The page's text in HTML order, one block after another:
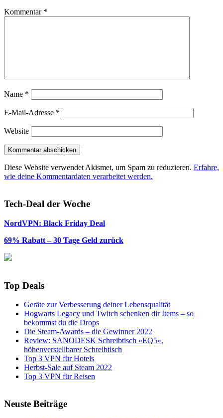
Kommentar *
Name *
E-Mail-Adresse *
Website
Diese Website verwendet Akismet, um Spam zu reduzieren. Erfahre,
wie deine Kommentardaten verarbeitet werden.
Tech-Deal der Woche
NordVPN: Black Friday Deal
69% Rabatt – 30 Tage Geld zurück
Top Deals
Geräte zur Verbesserung deiner Lebensqualität
Hogwarts Legacy und Twitch schenken dir Items – so
bekommst du die Drops
Die Steam-Awards – die Gewinner 2022
Review: SANODESK Schreibtisch »EQ5«,
höhenverstellbarer Schreibtisch
Top 3 VPN für Hotels
Herbst-Sale auf Steam 2022
Top 3 VPN für Reisen
Neuste Beiträge